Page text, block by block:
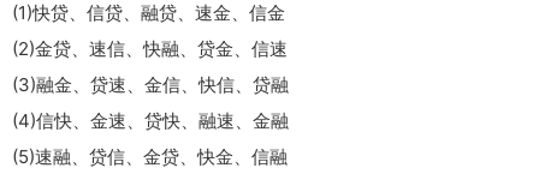
(1)快贷、信贷、融贷、速金、信金
(2)金贷、速信、快融、贷金、信速
(3)融金、贷速、金信、快信、贷融
(4)信快、金速、贷快、融速、金融
(5)速融、贷信、金贷、快金、信融